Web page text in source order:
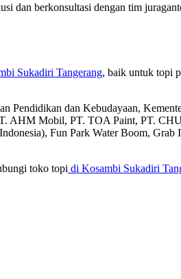
dan berkonsultasi dengan tim
Sukadiri Tangerang, baik untuk topi
Pendidikan dan Kebudayaan,
AHM Mobil, PT. TOA Paint, PT.
Fun Park Water Boom, Grab
toko topi di Kosambi Sukadiri